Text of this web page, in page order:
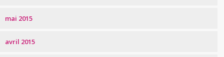
mai 2015
avril 2015